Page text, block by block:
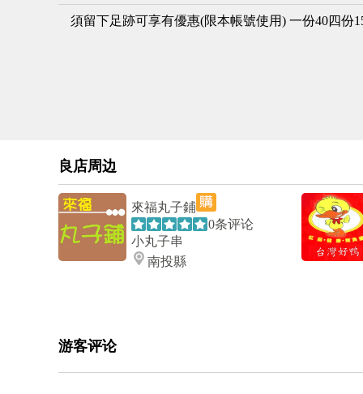
須留下足跡可享有優惠(限本帳號使用) 一份40四份
良店周边
來福丸子鋪
0条评论
小丸子串
南投縣
游客评论